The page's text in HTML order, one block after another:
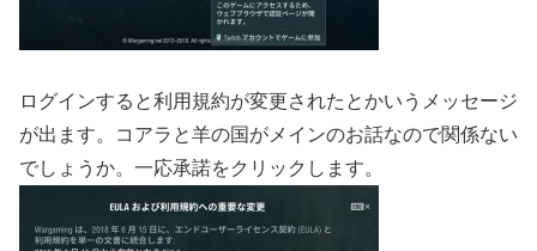
ログインすると利用規約が変更されたとかいうメッセージ
が出ます。コアラと羊の国がメインのお話なので関係ない
でしょうか。一応承諾をクリックします。